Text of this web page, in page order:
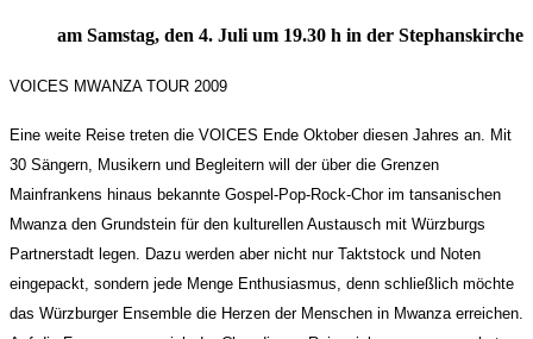
am Samstag, den 4. Juli um 19.30 h in der Stephanskirche
VOICES MWANZA TOUR 2009
Eine weite Reise treten die VOICES Ende Oktober diesen Jahres an. Mit
30 Sängern, Musikern und Begleitern will der über die Grenzen
Mainfrankens hinaus bekannte Gospel-Pop-Rock-Chor im tansanischen
Mwanza den Grundstein für den kulturellen Austausch mit Würzburgs
Partnerstadt legen. Dazu werden aber nicht nur Taktstock und Noten
eingepackt, sondern jede Menge Enthusiasmus, denn schließlich möchte
das Würzburger Ensemble die Herzen der Menschen in Mwanza erreichen.